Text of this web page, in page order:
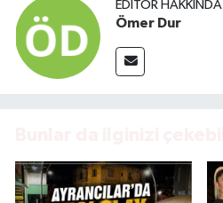
EDITÖR HAKKINDA
Ömer Dur